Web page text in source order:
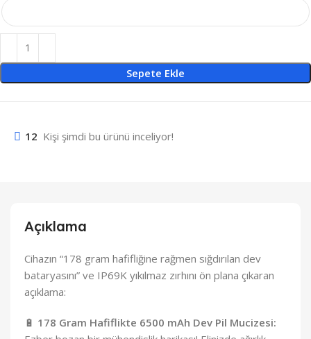
Sepete Ekle
12 Kişi şimdi bu ürünü inceliyor!
Açıklama
Cihazın “178 gram hafifliğine rağmen sığdırılan dev
bataryasını” ve IP69K yıkılmaz zırhını ön plana çıkaran
açıklama:
🔋 178 Gram Hafiflikte 6500 mAh Dev Pil Mucizesi: